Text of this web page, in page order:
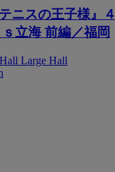
ニスの王子様』
立海 前編／福岡
Large Hall